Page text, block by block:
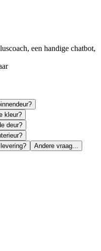
een handige chatbot,
kleur?
deur?
Andere vraag...